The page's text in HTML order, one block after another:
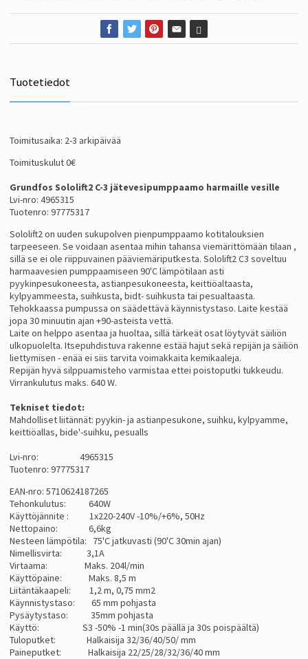
Tuotetiedot
Toimitusaika: 2-3 arkipäivää
Toimituskulut 0€
Grundfos Sololift2 C-3 jätevesipumppaamo harmaille vesille
Lvi-nro: 4965315
Tuotenro: 97775317
Sololift2 on uuden sukupolven pienpumppaamo kotitalouksien
tarpeeseen. Se voidaan asentaa mihin tahansa viemärittömään tilaan ,
sillä se ei ole riippuvainen pääviemäriputkesta. Sololift2 C3 soveltuu
harmaavesien pumppaamiseen 90'C lämpötilaan asti
pyykinpesukoneesta, astianpesukoneesta, keittiöaltaasta,
kylpyammeesta, suihkusta, bidt- suihkusta tai pesualtaasta.
Tehokkaassa pumpussa on säädettävä käynnistystaso. Laite kestää
jopa 30 minuutin ajan +90-asteista vettä.
Laite on helppo asentaa ja huoltaa, sillä tärkeät osat löytyvät säiliön
ulkopuolelta. Itsepuhdistuva rakenne estää hajut sekä repijän ja säiliön
liettymisen - enää ei siis tarvita voimakkaita kemikaaleja.
Repijän hyvä silppuamisteho varmistaa ettei poistoputki tukkeudu.
Virrankulutus maks. 640 W.
Tekniset tiedot:
Mahdolliset liitännät: pyykin- ja astianpesukone, suihku, kylpyamme,
keittiöallas, bide'-suihku, pesualls
Lvi-nro: 4965315
Tuotenro: 97775317
EAN-nro: 5710624187265
Tehonkulutus: 640W
Käyttöjännite : 1x220-240V -10%/+6%, 50Hz
Nettopaino: 6,6kg
Nesteen lämpötila: 75'C jatkuvasti (90'C 30min ajan)
Nimellisvirta: 3,1A
Virtaama: Maks. 204l/min
Käyttöpaine: Maks. 8,5 m
Liitäntäkaapeli: 1,2 m, 0,75 mm2
Käynnistystaso: 65 mm pohjasta
Pysäytystaso: 35mm pohjasta
Käyttö: S3 -50% -1 min(30s päällä ja 30s poispäältä)
Tuloputket: Halkaisija 32/36/40/50/ mm
Paineputket: Halkaisija 22/25/28/32/36/40 mm